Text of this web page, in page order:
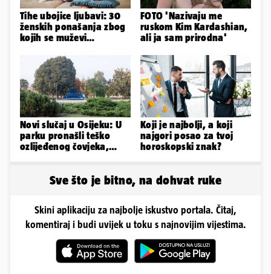
Tihe ubojice ljubavi: 30
ženskih ponašanja zbog
kojih se muževi
FOTO 'Nazivaju me
ruskom Kim Kardashian,
ali ja sam prirodna'
Novi slučaj u Osijeku: U
parku pronašli teško
ozlijeđenog čovjeka,
Koji je najbolji, a koji
najgori posao za tvoj
horoskopski znak?
Sve što je bitno, na dohvat ruke
Skini aplikaciju za najbolje iskustvo portala. Čitaj,
komentiraj i budi uvijek u toku s najnovijim vijestima.